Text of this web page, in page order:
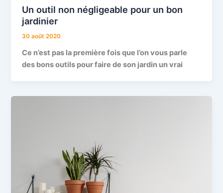
Un outil non négligeable pour un bon
jardinier
30 août 2020
Ce n’est pas la première fois que l’on vous parle
des bons outils pour faire de son jardin un vrai